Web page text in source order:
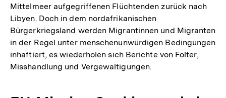
Mittelmeer aufgegriffenen Flüchtenden zurück nach
Libyen. Doch in dem nordafrikanischen
Bürgerkriegsland werden Migrantinnen und Migranten
in der Regel unter menschenunwürdigen Bedingungen
inhaftiert, es wiederholen sich Berichte von Folter,
Misshandlung und Vergewaltigungen.